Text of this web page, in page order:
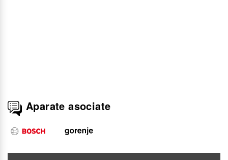
Aparate asociate